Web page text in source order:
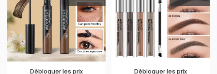
Débloquer les prix Débloquer les prix